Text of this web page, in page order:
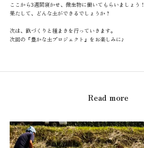
ここから3週間寝かせ、微生物に働いてもらいましょう！
果たして、どんな土ができるでしょうか？
次は、畝づくりと種まきを行っていきます。
次回の『豊かな土プロジェクト』をお楽しみに♪
Read more